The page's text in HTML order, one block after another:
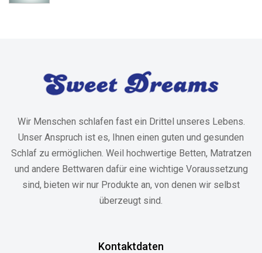
Wir Menschen schlafen fast ein Drittel unseres Lebens.
Unser Anspruch ist es, Ihnen einen guten und gesunden
Schlaf zu ermöglichen. Weil hochwertige Betten, Matratzen
und andere Bettwaren dafür eine wichtige Voraussetzung
sind, bieten wir nur Produkte an, von denen wir selbst
überzeugt sind.
Kontaktdaten